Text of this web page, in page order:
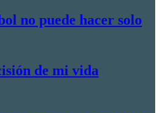
no puede hacer solo
de mi vida